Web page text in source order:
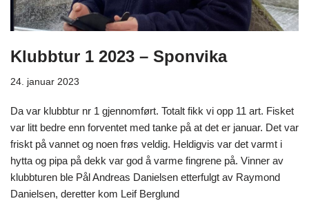
Klubbtur 1 2023 – Sponvika
24. januar 2023
Da var klubbtur nr 1 gjennomført. Totalt fikk vi opp 11 art. Fisket
var litt bedre enn forventet med tanke på at det er januar. Det var
friskt på vannet og noen frøs veldig. Heldigvis var det varmt i
hytta og pipa på dekk var god å varme fingrene på. Vinner av
klubbturen ble Pål Andreas Danielsen etterfulgt av Raymond
Danielsen, deretter kom Leif Berglund